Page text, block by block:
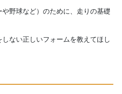
野球など）のために、走りの基礎
ない正しいフォームを教えてほし